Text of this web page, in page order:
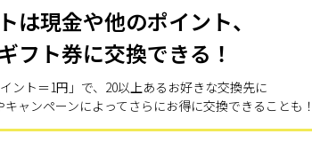
は現金や他のポイント、
フト券に交換できる！
ント＝1円」で、20以上あるお好きな交換先に
ャンペーンによってさらにお得に交換できることも